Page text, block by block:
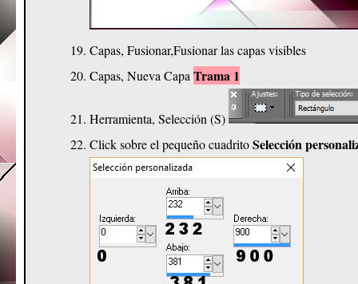
Capas, Fusionar,Fusionar las capas visibles
Capas, Nueva Capa Trama 1
Herramienta, Selección (S)
Click sobre el pequeño cuadritoSelección